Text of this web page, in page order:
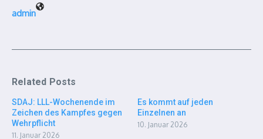
admin
Related Posts
SDAJ: LLL-Wochenende im
Zeichen des Kampfes gegen
Wehrpflicht
11. Januar 2026
Es kommt auf jeden
Einzelnen an
10. Januar 2026